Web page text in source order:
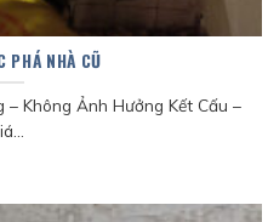
PHÁ NHÀ CŨ
– Không Ảnh Hưởng Kết Cấu –